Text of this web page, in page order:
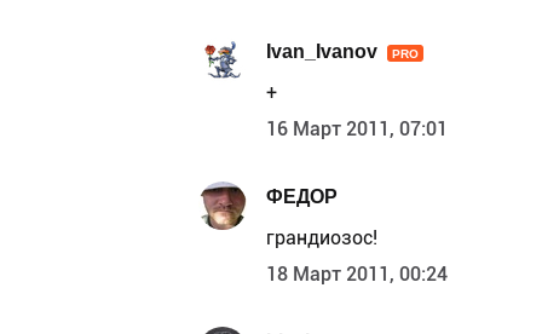
Ivan_Ivanov PRO
+
16 Март 2011, 07:01
ФЕДОР
грандиозос!
18 Март 2011, 00:24